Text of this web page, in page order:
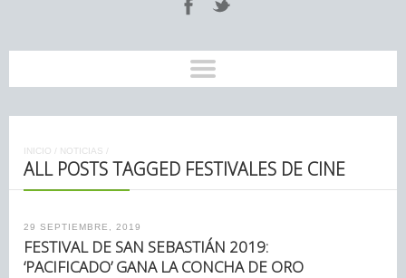
INICIO / NOTICIAS /
ALL POSTS TAGGED FESTIVALES DE CINE
29 SEPTIEMBRE, 2019
FESTIVAL DE SAN SEBASTIÁN 2019:
‘PACIFICADO’ GANA LA CONCHA DE ORO